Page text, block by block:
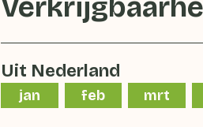
Uit Nederland
jan feb mrt